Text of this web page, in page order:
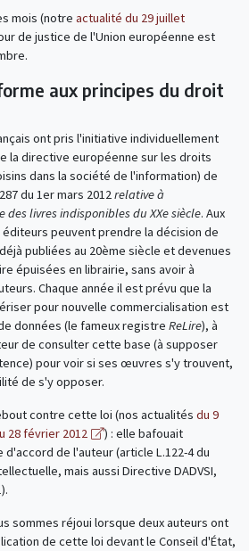
mois (notre actualité du 29 juillet
de justice de l'Union européenne est
aux principes du droit
ont pris l'initiative individuellement
la directive européenne sur les droits
dans la société de l'information) de
du 1er mars 2012relative à
livres indisponibles du XXe siècle. Aux
peuvent prendre la décision de
publiées au 20ème siècle et devenues
épuisées en librairie, sans avoir à
Chaque année il est prévu que la
pour nouvelle commercialisation est
données (le fameux registre ReLire), à
de consulter cette base (à supposer
pour voir si ses œuvres s'y trouvent,
de s'y opposer.
contre cette loi (nos actualités du 9
28 février 2012
) : elle bafouait
de l'auteur (article L.122-4 du
mais aussi Directive DADVSI,
sommes réjoui lorsque deux auteurs ont
de cette loi devant le Conseil d'État,